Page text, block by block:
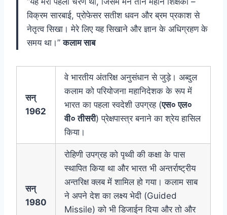
विक्रम सारबाई, प्रोफेसर सतीश धवन और ब्रम प्रकाश से
नेतृत्व सिखा। मेरे लिए यह सिखाने और ज्ञान के अधिग्रहण के
समय था।”कलाम साब
सन्
1962
वे भारतीय अंतरिक्ष अनुसंधान से जुड़े। अब्दुल
कलाम को परियोजना महानिदेशक के रूप में
भारत का पहला स्वदेशी उपग्रह (एस० एल०
वी० तीसरी) प्रेक्षपास्त्र बनाने का श्रेय हासिल
किया।
सन्
1980
रोहिणी उपग्रह को पृथ्वी की कक्षा के पास
स्थापित किया था और भारत भी अन्तर्राष्ट्रीय
अन्तरिक्ष क्लब में शामिल हो गया। कलाम साब
ने अपने देश का लक्ष्य भेदी (Guided
Missile) को भी डिजाईन दिया और तो और